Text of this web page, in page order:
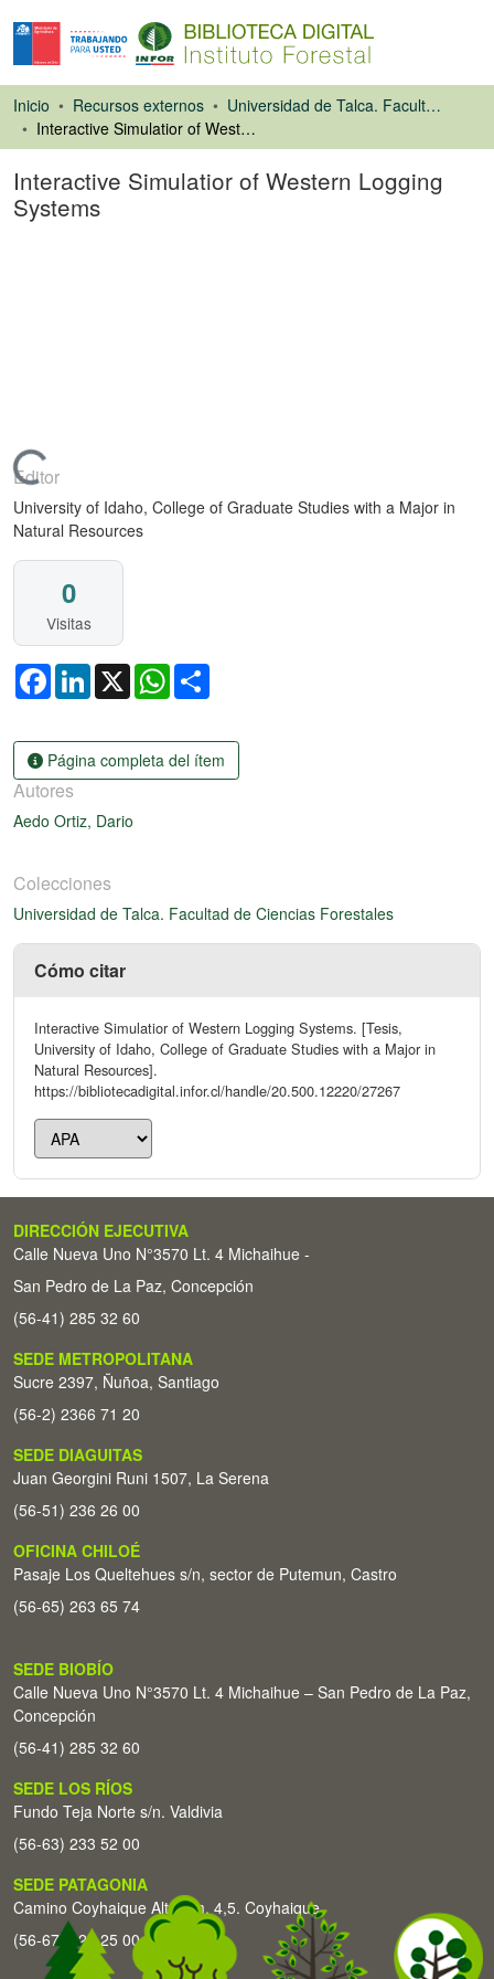
Inicio Recursos externos
Universidad de Talca. Facultad de Ciencias Forestales
Interactive Simulatior of Western Logging Systems
Interactive Simulatior of Western Logging
Systems
Cargando...
Editor
University of Idaho, College of Graduate Studies with a Major in
Natural Resources
0
Visitas
FacebookLinkedIn
X WhatsApp
Página completa del ítem
Autores
Aedo Ortiz, Dario
Colecciones
Universidad de Talca. Facultad de Ciencias Forestales
Cómo citar
Interactive Simulatior of Western Logging Systems. [Tesis,
University of Idaho, College of Graduate Studies with a Major in
Natural Resources].
https://bibliotecadigital.infor.cl/handle/20.500.12220/27267
DIRECCIÓN EJECUTIVA
Calle Nueva Uno N°3570 Lt. 4 Michaihue -
San Pedro de La Paz, Concepción
(56-41) 285 32 60
SEDE METROPOLITANA
Sucre 2397, Ñuñoa, Santiago
(56-2) 2366 71 20
SEDE DIAGUITAS
Juan Georgini Runi 1507, La Serena
(56-51) 236 26 00
OFICINA CHILOÉ
Pasaje Los Queltehues s/n, sector de Putemun, Castro
(56-65) 263 65 74
SEDE BIOBÍO
Calle Nueva Uno N°3570 Lt. 4 Michaihue – San Pedro de La Paz,
Concepción
(56-41) 285 32 60
SEDE LOS RÍOS
Fundo Teja Norte s/n. Valdivia
(56-63) 233 52 00
SEDE PATAGONIA
Camino Coyhaique Alto Km. 4,5. Coyhaique
(56-67) 226 25 00